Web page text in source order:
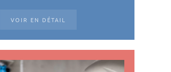
VOIR EN DÉTAIL